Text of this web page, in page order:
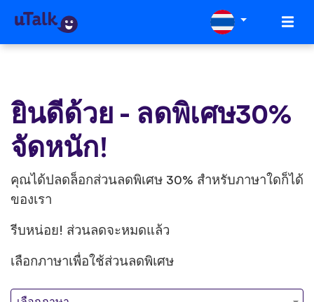
ยินดีด้วย - ลดพิเศษ30%
จัดหนัก!
คุณได้ปลดล็อกส่วนลดพิเศษ 30% สำหรับภาษาใดก็ได้
ของเรา
รีบหน่อย! ส่วนลดจะหมดแล้ว
เลือกภาษาเพื่อใช้ส่วนลดพิเศษ